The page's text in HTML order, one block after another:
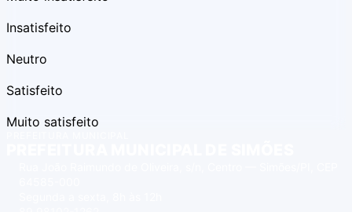
Insatisfeito
Neutro
Satisfeito
Muito satisfeito